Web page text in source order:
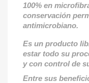
100% en
conservación
antimicrobiano.
Es un producto
estar todo su
y con control de
Entre sus